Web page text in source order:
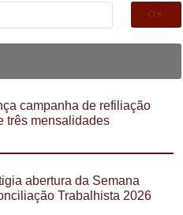
campanha de refiliação
três mensalidades
abertura da Semana
Trabalhista 2026